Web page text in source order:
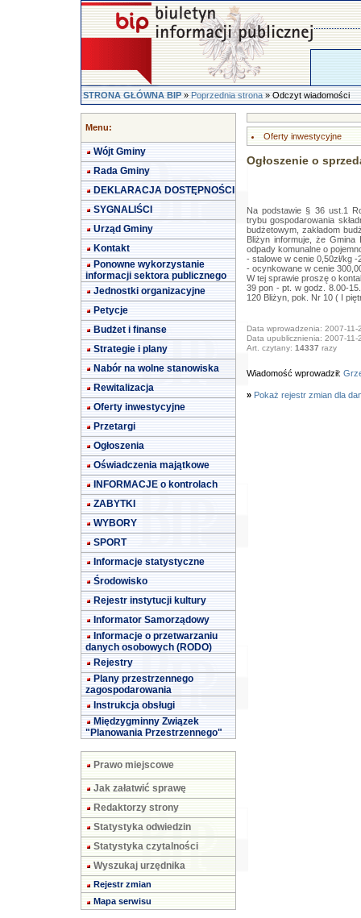
STRONA GŁÓWNA BIP»Poprzednia strona» Odczyt wiadomości
Menu:
Wójt Gminy
Rada Gminy
DEKLARACJA DOSTĘPNOŚCI
SYGNALIŚCI
Urząd Gminy
Kontakt
Ponowne wykorzystanie
informacji sektora publicznego
Jednostki organizacyjne
Petycje
Budżet i finanse
Strategie i plany
Nabór na wolne stanowiska
Rewitalizacja
Oferty inwestycyjne
Przetargi
Ogłoszenia
Oświadczenia majątkowe
INFORMACJE o kontrolach
ZABYTKI
WYBORY
SPORT
Informacje statystyczne
Środowisko
Rejestr instytucji kultury
Informator Samorządowy
Informacje o przetwarzaniu
danych osobowych (RODO)
Rejestry
Plany przestrzennego
zagospodarowania
Instrukcja obsługi
Międzygminny Związek
"Planowania Przestrzennego"
Prawo miejscowe
Jak załatwić sprawę
Redaktorzy strony
Statystyka odwiedzin
Statystyka czytalności
Wyszukaj urzędnika
Rejestr zmian
Mapa serwisu
Oferty inwestycyjne
Ogłoszenie o
Na podstawie § 36 ust.1
trybu gospodarowania
budżetowym, zakładom
Bliżyn informuje, że
odpady komunalne o
- stalowe w cenie 0,50zł/kg
- ocynkowane w cenie
W tej sprawie proszę o
39 pon - pt. w godz. 8.00-
120 Bliżyn, pok. Nr 10 ( I
Data wprowadzenia: 2007-11-
Data upublicznienia: 2007-11-
Art. czytany: 14337 razy
Wiadomość wprowadził:
» Pokaż rejestr zmian dla